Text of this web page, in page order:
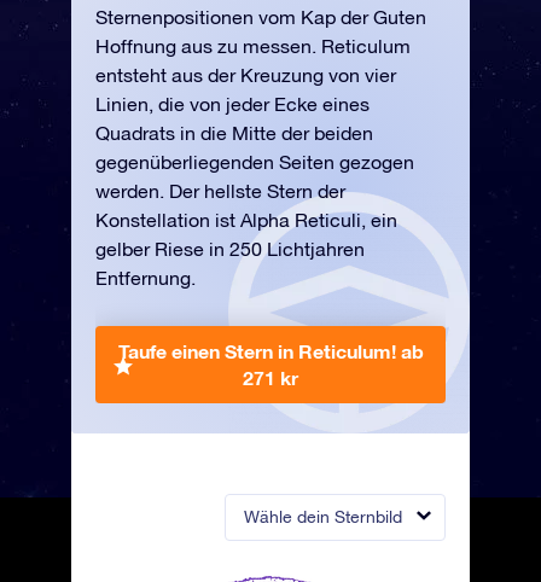
Wähle dein Sternbild
Sternenpositionen vom Kap der Guten
Hoffnung aus zu messen. Reticulum
entsteht aus der Kreuzung von vier
Linien, die von jeder Ecke eines
Quadrats in die Mitte der beiden
gegenüberliegenden Seiten gezogen
werden. Der hellste Stern der
Konstellation ist Alpha Reticuli, ein
gelber Riese in 250 Lichtjahren
Entfernung.
Taufe einen Stern in Reticulum! ab
271 kr